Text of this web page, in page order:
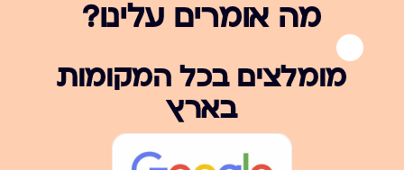
מה אומרים עלינו?
מומלצים בכל המקומות
בארץ